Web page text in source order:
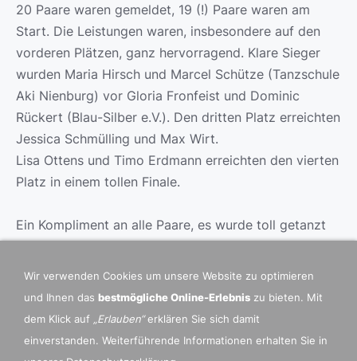
20 Paare waren gemeldet, 19 (!) Paare waren am
Start. Die Leistungen waren, insbesondere auf den
vorderen Plätzen, ganz hervorragend. Klare Sieger
wurden Maria Hirsch und Marcel Schütze (Tanzschule
Aki Nienburg) vor Gloria Fronfeist und Dominic
Rückert (Blau-Silber e.V.). Den dritten Platz erreichten
Jessica Schmülling und Max Wirt.
Lisa Ottens und Timo Erdmann erreichten den vierten
Platz in einem tollen Finale.
Ein Kompliment an alle Paare, es wurde toll getanzt
und ich hoffe, dass es allen "neuen" Paaren gefallen
Wir verwenden Cookies um unsere Website zu optimieren
und Ihnen das bestmögliche Online-Erlebnis zu bieten. Mit
dem Klick auf
„Erlauben“erklären Sie sich damit
einverstanden. Weiterführende Informationen erhalten Sie in